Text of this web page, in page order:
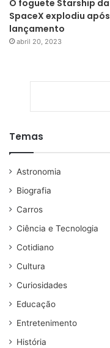
O foguete Starship da
SpaceX explodiu após
lançamento
abril 20, 2023
Temas
Astronomia
Biografia
Carros
Ciência e Tecnologia
Cotidiano
Cultura
Curiosidades
Educação
Entretenimento
História